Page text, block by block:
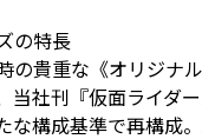
の特長
の貴重な《オリジナ
当社刊『仮面ライダ
な構成基準で再構成